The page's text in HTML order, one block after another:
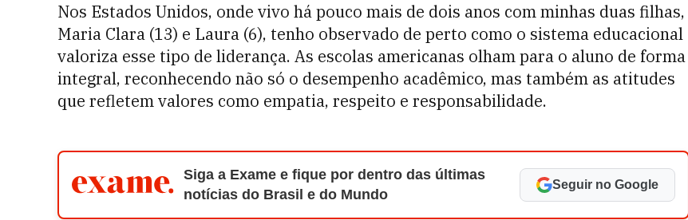
Nos Estados Unidos, onde vivo há pouco mais de dois anos com minhas duas filhas,
Maria Clara (13) e Laura (6), tenho observado de perto como o sistema educacional
valoriza esse tipo de liderança. As escolas americanas olham para o aluno de forma
integral, reconhecendo não só o desempenho acadêmico, mas também as atitudes
que refletem valores como empatia, respeito e responsabilidade.
Siga a Exame e fique por dentro das últimas
notícias do Brasil e do Mundo
Seguir no Google